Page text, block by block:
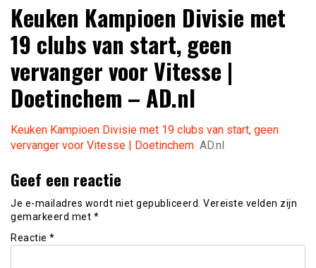
Keuken Kampioen Divisie met
19 clubs van start, geen
vervanger voor Vitesse |
Doetinchem – AD.nl
Keuken Kampioen Divisie met 19 clubs van start, geen
vervanger voor Vitesse | Doetinchem AD.nl
Geef een reactie
Je e-mailadres wordt niet gepubliceerd. Vereiste velden zijn
gemarkeerd met *
Reactie *